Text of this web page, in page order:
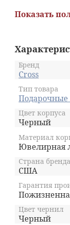
Показать
Бренд
Cross
Тип товара
Цвет корпуса
Черный
Материал
Ювелирная
Страна бренда
США
Гарантия
Цвет чернил
Черный